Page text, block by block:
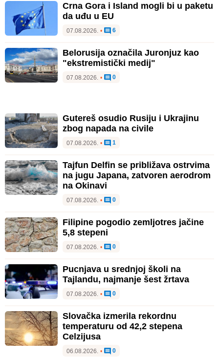
Crna Gora i Island mogli bi u paketu
da uđu u EU
07.08.2026. • 6
Belorusija označila Juronjuz kao
"ekstremistički medij"
07.08.2026. • 0
Gutereš osudio Rusiju i Ukrajinu
zbog napada na civile
07.08.2026. • 1
Tajfun Delfin se približava ostrvima
na jugu Japana, zatvoren aerodrom
na Okinavi
07.08.2026. • 0
Filipine pogodio zemljotres jačine
5,8 stepeni
07.08.2026. • 0
Pucnjava u srednjoj školi na
Tajlandu, najmanje šest žrtava
07.08.2026. • 0
Slovačka izmerila rekordnu
temperaturu od 42,2 stepena
Celzijusa
06.08.2026. • 0